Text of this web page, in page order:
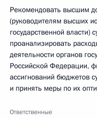
Рекомендовать высшим
(руководителям высших
государственной власти)
проанализировать
деятельности органов
Российской Федерации,
ассигнований бюджетов
и принять меры по их
Ответственные